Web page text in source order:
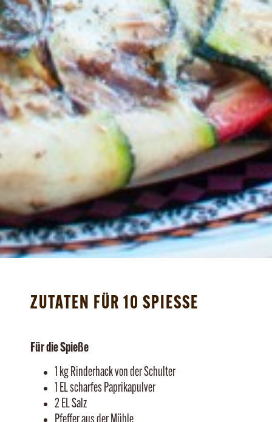
ZUTATEN FÜR 10 SPIESSE
Für die Spieße
1 kg Rinderhack von der Schulter
1 EL scharfes Paprikapulver
2 EL Salz